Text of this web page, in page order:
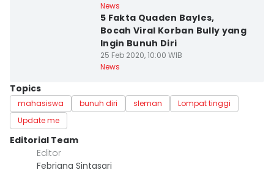
News
5 Fakta Quaden Bayles,
Bocah Viral Korban Bully yang
Ingin Bunuh Diri
25 Feb 2020, 10:00 WIB
News
Topics
mahasiswa bunuh diri sleman
Lompat tinggi
Update me
Editorial Team
Editor
Febriana Sintasari